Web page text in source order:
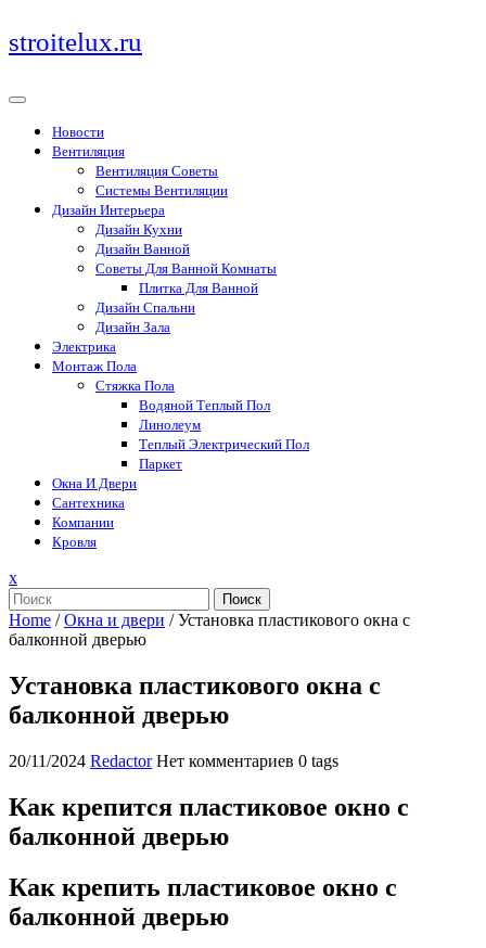
Перейти
к
stroitelux.ru
Новости
Вентиляция
Вентиляция Советы
Системы Вентиляции
Дизайн Интерьера
Дизайн Кухни
Дизайн Ванной
Советы Для Ванной Комнаты
Плитка Для Ванной
Дизайн Спальни
Дизайн Зала
Электрика
Монтаж Пола
Стяжка Пола
Водяной Теплый Пол
Линолеум
Теплый Электрический Пол
Паркет
Окна И Двери
Сантехника
Компании
Кровля
xЗакрыть
меню
Поиск
Home /Окна и двери /Установка пластикового окна с
балконной дверью
Установка пластикового окна с
балконной дверью
20/11/2024 Redactor Нет комментариев 0 tags
Как крепится пластиковое окно с
балконной дверью
Как крепить пластиковое окно с
балконной дверью